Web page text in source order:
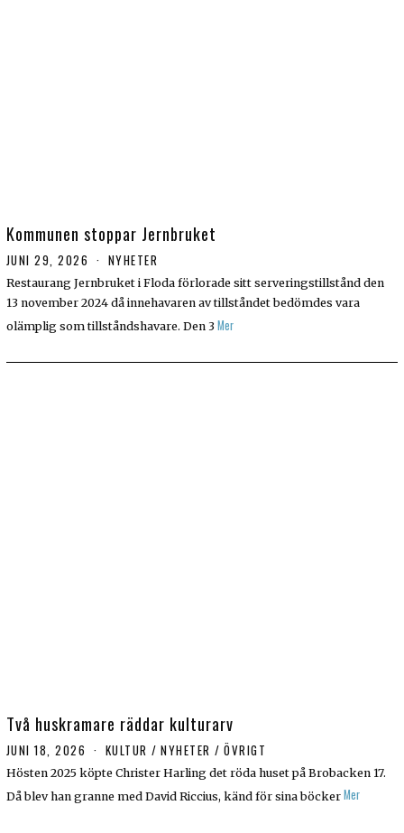
Kommunen stoppar Jernbruket
JUNI 29, 2026 NYHETER
Restaurang Jernbruket i Floda förlorade sitt serveringstillstånd den
13 november 2024 då innehavaren av tillståndet bedömdes vara
olämplig som tillståndshavare. Den 3 Mer
Två huskramare räddar kulturarv
JUNI 18, 2026
U
N
I
KULTUR / NYHETER / ÖVRIGT
Hösten 2025 köpte Christer Harling det röda huset på Brobacken 17.
Då blev han granne med David Riccius, känd för sina böcker Mer